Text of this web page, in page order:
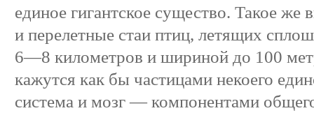
единое гигантское существо. Такое же
и перелетные стаи птиц, летящих
6—8 километров и шириной до 100
кажутся как бы частицами некоего
система и мозг — компонентами